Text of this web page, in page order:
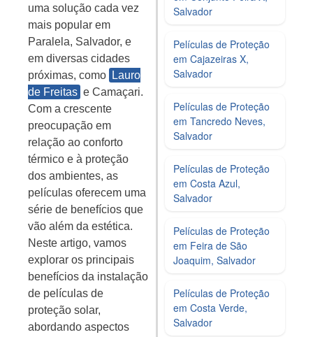
uma solução cada vez
mais popular em
Paralela, Salvador, e
em diversas cidades
próximas, como
Lauro
de Freitas e Camaçari.
Com a crescente
preocupação em
relação ao conforto
térmico e à proteção
dos ambientes, as
películas oferecem uma
série de benefícios que
vão além da estética.
Neste artigo, vamos
explorar os principais
benefícios da instalação
de películas de
proteção solar,
abordando aspectos
Salvador
Películas de Proteção
em Cajazeiras X,
Salvador
Películas de Proteção
em Tancredo Neves,
Salvador
Películas de Proteção
em Costa Azul,
Salvador
Películas de Proteção
em Feira de São
Joaquim, Salvador
Películas de Proteção
em Costa Verde,
Salvador